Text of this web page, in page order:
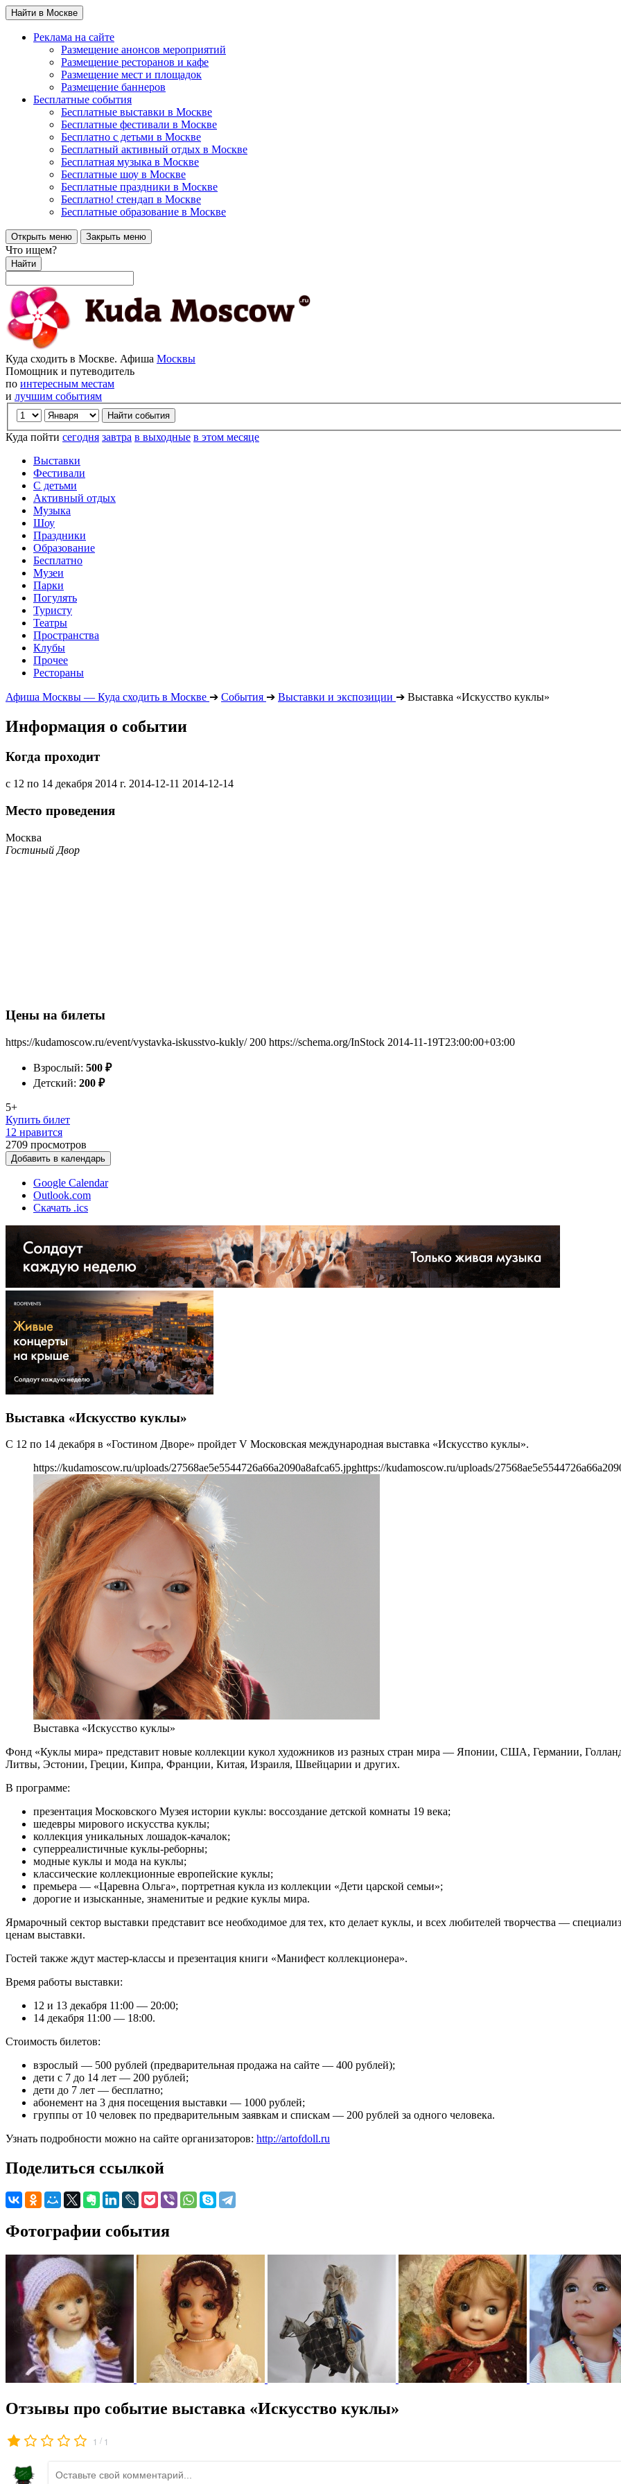
Найти в Москве
Реклама на сайте
Размещение анонсов мероприятий
Размещение ресторанов и кафе
Размещение мест и площадок
Размещение баннеров
Бесплатные события
Бесплатные выставки в Москве
Бесплатные фестивали в Москве
Бесплатно с детьми в Москве
Бесплатный активный отдых в Москве
Бесплатная музыка в Москве
Бесплатные шоу в Москве
Бесплатные праздники в Москве
Бесплатно! стендап в Москве
Бесплатные образование в Москве
Открыть меню Закрыть меню
Что ищем?
Найти
Куда сходить в Москве. Афиша Москвы
Помощник и путеводитель
по интересным местам
и лучшим событиям
Куда пойти сегодня завтра в выходные в этом месяце
Выставки
Фестивали
С детьми
Активный отдых
Музыка
Шоу
Праздники
Образование
Бесплатно
Музеи
Парки
Погулять
Туристу
Театры
Пространства
Клубы
Прочее
Рестораны
Афиша Москвы — Куда сходить в Москве ➔ События ➔ Выставки и экспозиции ➔ Выставка «Искусство куклы»
Информация о событии
Когда проходит
с 12 по 14 декабря 2014 г. 2014-12-11 2014-12-14
Место проведения
Москва
Гостиный Двор
Цены на билеты
https://kudamoscow.ru/event/vystavka-iskusstvo-kukly/ 200 https://schema.org/InStock 2014-11-19T23:00:00+03:00
Взрослый: 500 ₽
Детский: 200 ₽
5+
Купить билет
12 нравится
2709 просмотров
Добавить в календарь
Google Calendar
Outlook.com
Скачать .ics
Выставка «Искусство куклы»
С 12 по 14 декабря в «Гостином Дворе» пройдет V Московская международная выставка «Искусство куклы».
https://kudamoscow.ru/uploads/27568ae5e5544726a66a2090a8afca65.jpghttps://kudamoscow.ru/uploads/
Выставка «Искусство куклы»
Фонд «Куклы мира» представит новые коллекции кукол художников из разных стран мира — Японии, США, Германии,
Литвы, Эстонии, Греции, Кипра, Франции, Китая, Израиля, Швейцарии и других.
В программе:
презентация Московского Музея истории куклы: воссоздание детской комнаты 19 века;
шедевры мирового искусства куклы;
коллекция уникальных лошадок-качалок;
суперреалистичные куклы-реборны;
модные куклы и мода на куклы;
классические коллекционные европейские куклы;
премьера — «Царевна Ольга», портретная кукла из коллекции «Дети царской семьи»;
дорогие и изысканные, знаменитые и редкие куклы мира.
Ярмарочный сектор выставки представит все необходимое для тех, кто делает куклы, и всех любителей творчества —
ценам выставки.
Гостей также ждут мастер-классы и презентация книги «Манифест коллекционера».
Время работы выставки:
12 и 13 декабря 11:00 — 20:00;
14 декабря 11:00 — 18:00.
Стоимость билетов:
взрослый — 500 рублей (предварительная продажа на сайте — 400 рублей);
дети с 7 до 14 лет — 200 рублей;
дети до 7 лет — бесплатно;
абонемент на 3 дня посещения выставки — 1000 рублей;
группы от 10 человек по предварительным заявкам и спискам — 200 рублей за одного человека.
Узнать подробности можно на сайте организаторов: http://artofdoll.ru
Поделиться ссылкой
Фотографии события
Отзывы про событие выставка «Искусство куклы»
1 / 1